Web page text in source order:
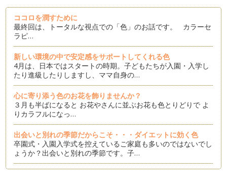
ココロを潤すために
最終回は、トータルな視点での「色」のお話です。 カラーセ
ラピ…
新しい環境の中で安定感をサポートしてくれる色
4月は、日本ではスタートの時期。子どもたちが入園・入学し
たり進級したりしますし、ママ自身の…
心に寄り添う色のお花を飾りませんか？
３月も半ばになると お花やさんに並ぶお花も色とりどりで よ
りカラフルになっ…
出会いと別れの季節だからこそ・・・ダイエットに効く色
卒園式・入園入学式を控えているご家庭も多いのではないでし
ょうか？出会いと別れの季節です。子…